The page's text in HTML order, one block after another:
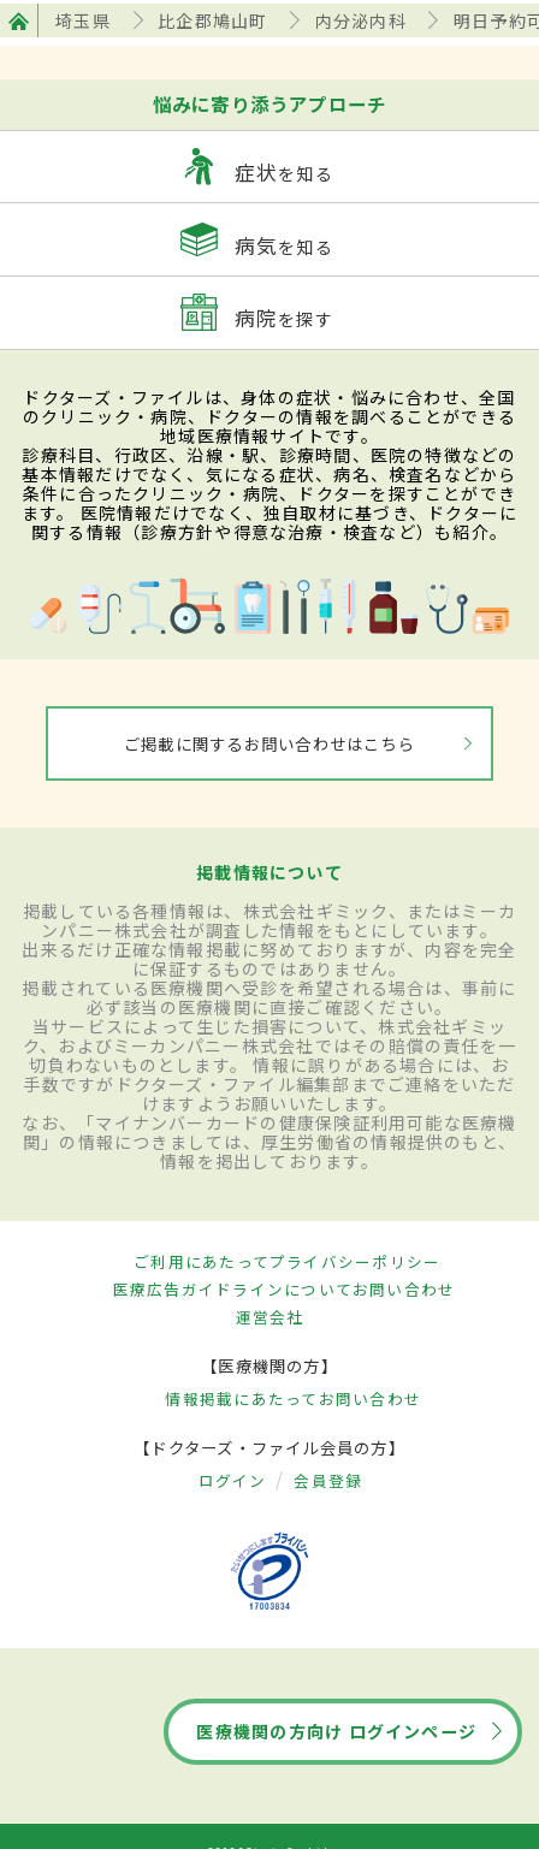
埼玉県 比企郡鳩山町 内分泌内科 明日予約
悩みに寄り添うアプローチ
症状を知る
病気を知る
病院を探す
ドクターズ・ファイルは、身体の症状・悩みに合わせ、全国
のクリニック・病院、ドクターの情報を調べることができる
地域医療情報サイトです。
診療科目、行政区、沿線・駅、診療時間、医院の特徴などの
基本情報だけでなく、気になる症状、病名、検査名などから
条件に合ったクリニック・病院、ドクターを探すことができ
ます。 医院情報だけでなく、独自取材に基づき、ドクターに
関する情報（診療方針や得意な治療・検査など）も紹介。
ご掲載に関するお問い合わせはこちら
掲載情報について
掲載している各種情報は、株式会社ギミック、またはミーカ
ンパニー株式会社が調査した情報をもとにしています。
出来るだけ正確な情報掲載に努めておりますが、内容を完全
に保証するものではありません。
掲載されている医療機関へ受診を希望される場合は、事前に
必ず該当の医療機関に直接ご確認ください。
当サービスによって生じた損害について、株式会社ギミッ
ク、およびミーカンパニー株式会社ではその賠償の責任を一
切負わないものとします。 情報に誤りがある場合には、お
手数ですがドクターズ・ファイル編集部までご連絡をいただ
けますようお願いいたします。
なお、「マイナンバーカードの健康保険証利用可能な医療機
関」の情報につきましては、厚生労働省の情報提供のもと、
情報を掲出しております。
ご利用にあたってプライバシーポリシー
医療広告ガイドラインについてお問い合わせ
運営会社
【医療機関の方】
情報掲載にあたって お問い合わせ
【ドクターズ・ファイル会員の方】
ログイン 会員登録
医療機関の方向け ログインページ